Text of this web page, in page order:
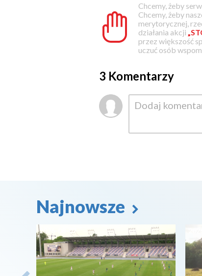
Chcemy, żeby
Chcemy, żeby
merytorycznej,
działania akcji
przez większość
uczuć osób
3 Komentarzy
Najnowsze
2026-08-07